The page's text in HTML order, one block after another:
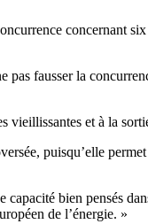
concernant
fausser la
vieillissantes et à la
puisqu’elle
capacité bien pensés
de l’énergie. »